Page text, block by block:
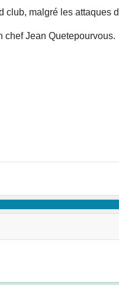
club, malgré les attaques
Quetepourvous.